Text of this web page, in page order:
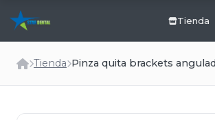
Tienda
Tienda Pinza quita brackets